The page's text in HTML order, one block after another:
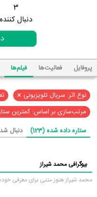
3
دنبال کننده
پروفایل فعالیت‌ها فیلم‌ها
نوع اثر: سریال تلویزیونی ×
مرتب‌سازی بر اساس: کمترین
ستاره داده شده (123) دنبال
بیوگرافی محمد شیراز
محمد شیراز هنوز متنی برای معرفی